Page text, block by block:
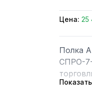
Цена: 25
Полка
СПРО-7-